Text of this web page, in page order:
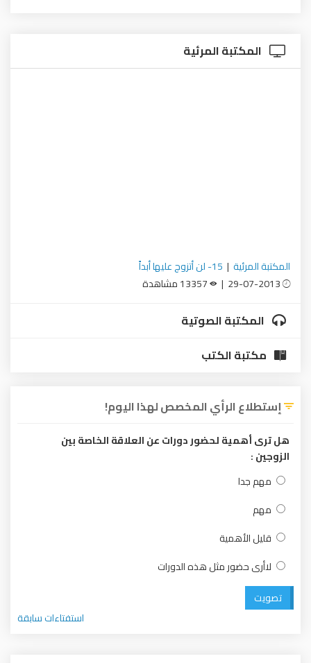
المكتبة المرئية
المكتبة المرئية | 15- لن أتزوج عليها أبداً
المكتبة الصوتية
مكتبة الكتب
إستطلاع الرأي المخصص لهذا اليوم!
هل ترى أهمية لحضور دورات عن العلاقة الخاصة بين
الزوجين :
مهم جدا
مهم
قليل الأهمية
لاأرى حضور مثل هذه الدورات
تصويت
استفتاءات سابقة